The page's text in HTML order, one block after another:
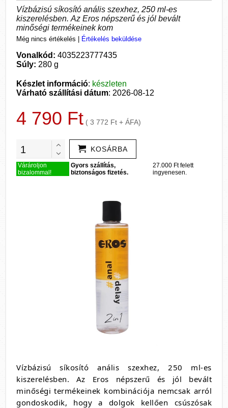
Vízbázisú síkosító anális szexhez, 250 ml-es
kiszerelésben. Az Eros népszerű és jól bevált
minőségi termékeinek kom
Még nincs értékelés Értékelés beküldése
Vonalkód: 4035223777435
Súly: 280 g
Készlet információ: készleten
Várható szállítási dátum: 2026-08-12
4 790 Ft ( 3 772 Ft + ÁFA)
KOSÁRBA
Várároljon
bizalommal!
Gyors szállítás,
biztonságos fizetés.
27.000 Ft felett
ingyenesen.
Vízbázisú síkosító anális szexhez, 250 ml-es
kiszerelésben. Az Eros népszerű és jól bevált
minőségi termékeinek kombinációja nemcsak arról
gondoskodik, hogy a dolgok kellően csúszósak